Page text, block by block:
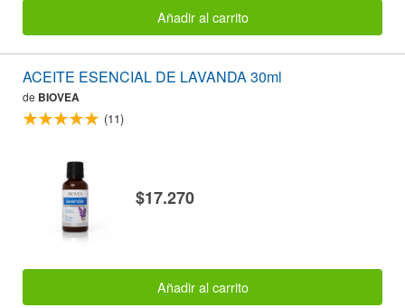
Añadir al carrito
ACEITE ESENCIAL DE LAVANDA 30ml
de BIOVEA
(11)
$17.270
Añadir al carrito